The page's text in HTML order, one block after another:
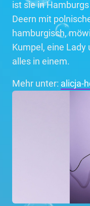
ist sie in
Deern mit
hamburgisch,
Kumpel, eine Lady
alles in einem.
Mehr unter: alicja-